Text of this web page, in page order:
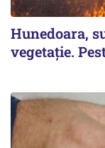
Hunedoara,
vegetație.